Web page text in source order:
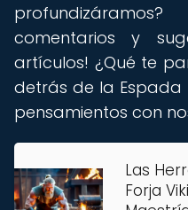
comentarios y
artículos! ¿Qué te
detrás de la Espada
pensamientos con
Las
Forja